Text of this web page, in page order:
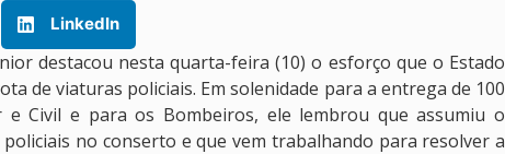
LinkedIn
destacou nesta quarta-feira (10) o esforço que o Estado
de viaturas policiais. Em solenidade para a entrega de 100
Civil e para os Bombeiros, ele lembrou que assumiu o
no conserto e que vem trabalhando para resolver a